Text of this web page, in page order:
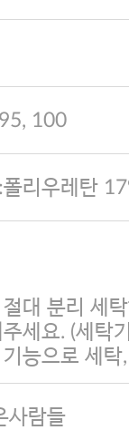
100
폴리우레탄
대 분리 세
세요. (세탁
능으로 세탁
사람들